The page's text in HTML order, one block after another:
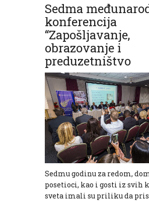
Sedma
konferencija
“Zapošljavanje,
obrazovanje i
preduzetništvo
Sedmu godinu za redom,
posetioci, kao i gosti iz svih
sveta imali su priliku da